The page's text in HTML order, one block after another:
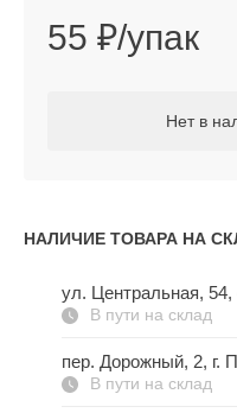
55 ₽/упак
Нет в
НАЛИЧИЕ ТОВАРА НА
ул. Центральная,
В пути на склад
пер. Дорожный, 2, г.
В пути на склад